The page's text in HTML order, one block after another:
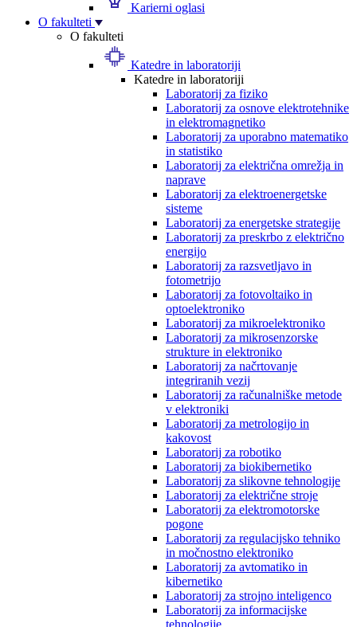
Karierni oglasi
O fakulteti
O fakulteti
Katedre in laboratoriji
Katedre in laboratoriji
Laboratorij za fiziko
Laboratorij za osnove elektrotehnike
in elektromagnetiko
Laboratorij za uporabno matematiko
in statistiko
Laboratorij za električna omrežja in
naprave
Laboratorij za elektroenergetske
sisteme
Laboratorij za energetske strategije
Laboratorij za preskrbo z električno
energijo
Laboratorij za razsvetljavo in
fotometrijo
Laboratorij za fotovoltaiko in
optoelektroniko
Laboratorij za mikroelektroniko
Laboratorij za mikrosenzorske
strukture in elektroniko
Laboratorij za načrtovanje
integriranih vezij
Laboratorij za računalniške metode
v elektroniki
Laboratorij za metrologijo in
kakovost
Laboratorij za robotiko
Laboratorij za biokibernetiko
Laboratorij za slikovne tehnologije
Laboratorij za električne stroje
Laboratorij za elektromotorske
pogone
Laboratorij za regulacijsko tehniko
in močnostno elektroniko
Laboratorij za avtomatiko in
kibernetiko
Laboratorij za strojno inteligenco
Laboratorij za informacijske
tehnologije